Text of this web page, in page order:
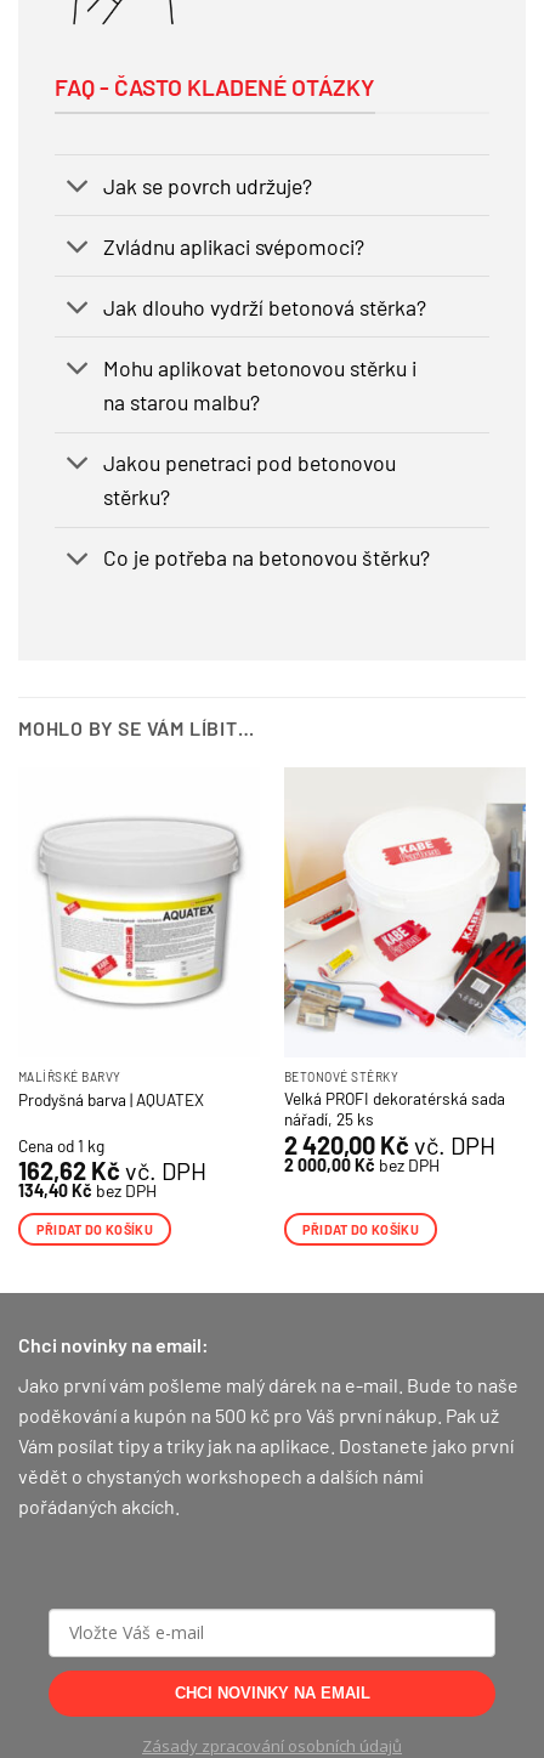
FAQ - ČASTO KLADENÉ OTÁZKY
Jak se povrch udržuje?
Zvládnu aplikaci svépomoci?
Jak dlouho vydrží betonová stěrka?
Mohu aplikovat betonovou stěrku i
na starou malbu?
Jakou penetraci pod betonovou
stěrku?
Co je potřeba na betonovou štěrku?
MOHLO BY SE VÁM LÍBIT…
MALÍŘSKÉ BARVY
Prodyšná barva | AQUATEX
Cena od 1 kg
162,62 Kč vč. DPH
134,40Kč bez DPH
PŘIDAT DO KOŠÍKU
BETONOVÉ STĚRKY
Velká PROFI dekoratérská sada
nářadí, 25 ks
2 420,00 Kč vč. DPH
2 000,00Kč bez DPH
PŘIDAT DO KOŠÍKU
Chci novinky na email:
Jako první vám pošleme malý dárek na e-mail. Bude to naše
poděkování a kupón na 500 kč pro Váš první nákup. Pak už
Vám posílat tipy a triky jak na aplikace. Dostanete jako první
vědět o chystaných workshopech a dalších námi
pořádaných akcích.
CHCI NOVINKY NA EMAIL
Zásady zpracování osobních údajů